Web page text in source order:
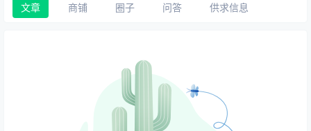
文章 商铺 圈子 问答 供求信息